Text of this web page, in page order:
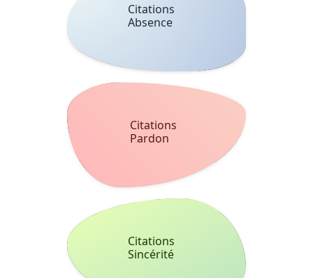
Citations
Absence
Citations
Pardon
Citations
Sincérité